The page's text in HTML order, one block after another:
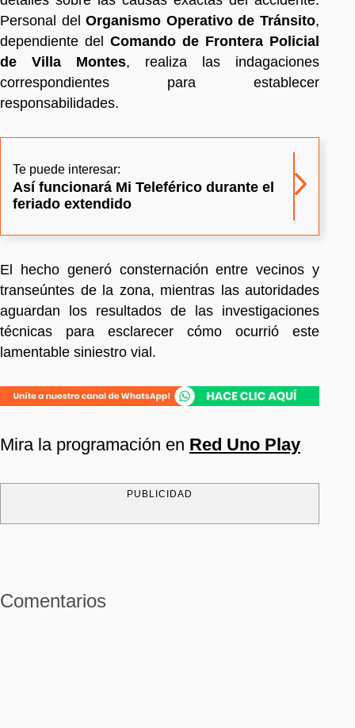
Personal delOrganismo Operativo de Tránsito,
dependiente del Comando de Frontera Policial
de Villa Montes, realiza las indagaciones
correspondientes para establecer
responsabilidades.
Te puede interesar:
Así funcionará Mi Teleférico durante el
feriado extendido
El hecho generó consternación entre vecinos y
transeúntes de la zona, mientras las autoridades
aguardan los resultados de las investigaciones
técnicas para esclarecer cómo ocurrió este
lamentable siniestro vial.
Mira la programación en Red Uno Play
PUBLICIDAD
Comentarios